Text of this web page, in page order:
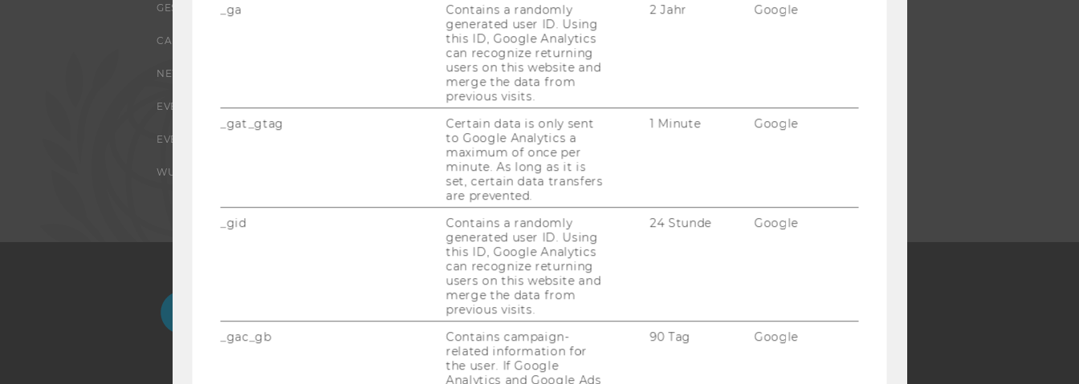
GESELLSCHAFT
CAMPUS
NEWS
EVENTS ARCHIV
EVENTS
WU FOUNDATION
WELCOME SERVICES
JOBS MIT WU-STUDIUM
KARRIEREKONTAKTE AN DER
WU
KARRIERENETZWERKE AN DER
NewsletterBluesky
_ga
Contains a randomly
generated user ID. Using
this ID, Google Analytics
can recognize returning
users on this website and
merge the data from
previous visits.
2 Jahr Google
_gat_gtag
Certain data is only sent
to Google Analytics a
maximum of once per
minute. As long as it is
set, certain data transfers
are prevented.
1 Minute Google
_gid
Contains a randomly
generated user ID. Using
this ID, Google Analytics
can recognize returning
users on this website and
merge the data from
previous visits.
24 Stunde Google
_gac_gb
Contains campaign-
related information for
the user. If Google
Analytics and Google Ads
90 Tag Google